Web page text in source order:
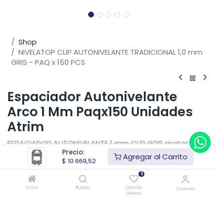
Precio:
$ 10.669,52 Agregar al Carrito
Inicio Buscar
0
Lista de
Deseos
Cuenta
Shop
NIVELATOP CLIP AUTONIVELANTE TRADICIONAL 1,0 mm
GRIS - PAQ x 150 PCS
Espaciador Autonivelante
Arco 1 Mm Paqx150 Unidades
Atrim
ESPACIADOR AUTONIVELANTE 1 mm CLIP GRIS material
PVC marca ATRIM -PAQx150 unidades.
$10.669,52 IVA Incluido
Precio sin impuestos nacionales 8.817,79